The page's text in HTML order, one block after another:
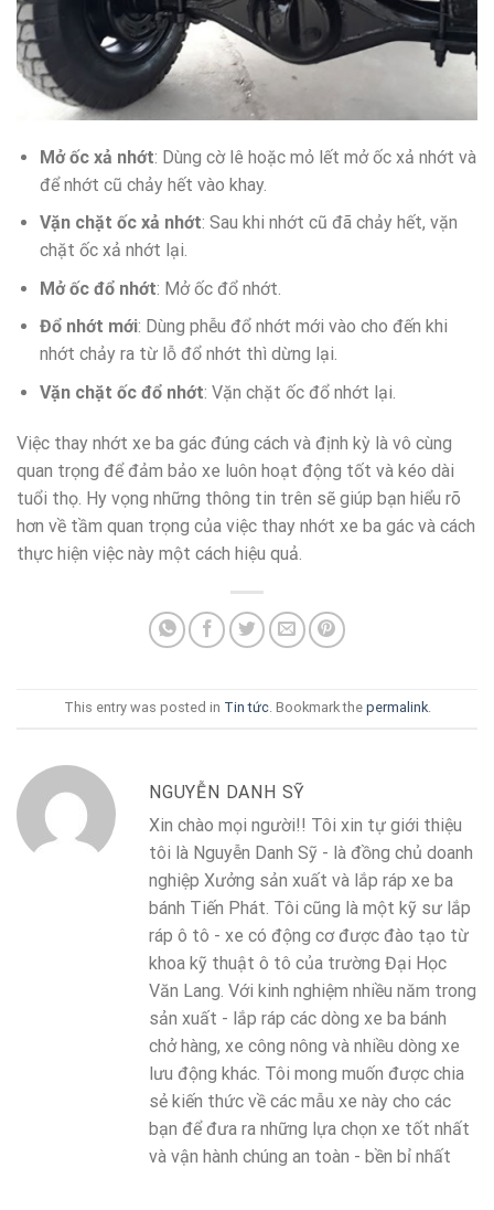
Mở ốc xả nhớt: Dùng cờ lê hoặc mỏ lết mở ốc xả nhớt và
để nhớt cũ chảy hết vào khay.
Vặn chặt ốc xả nhớt: Sau khi nhớt cũ đã chảy hết, vặn
chặt ốc xả nhớt lại.
Mở ốc đổ nhớt: Mở ốc đổ nhớt.
Đổ nhớt mới: Dùng phễu đổ nhớt mới vào cho đến khi
nhớt chảy ra từ lỗ đổ nhớt thì dừng lại.
Vặn chặt ốc đổ nhớt: Vặn chặt ốc đổ nhớt lại.
Việc thay nhớt xe ba gác đúng cách và định kỳ là vô cùng
quan trọng để đảm bảo xe luôn hoạt động tốt và kéo dài
tuổi thọ. Hy vọng những thông tin trên sẽ giúp bạn hiểu rõ
hơn về tầm quan trọng của việc thay nhớt xe ba gác và cách
thực hiện việc này một cách hiệu quả.
This entry was posted in Tin tức. Bookmark the permalink.
NGUYỄN DANH SỸ
Xin chào mọi người!! Tôi xin tự giới thiệu
tôi là Nguyễn Danh Sỹ - là đồng chủ doanh
nghiệp Xưởng sản xuất và lắp ráp xe ba
bánh Tiến Phát. Tôi cũng là một kỹ sư lắp
ráp ô tô - xe có động cơ được đào tạo từ
khoa kỹ thuật ô tô của trường Đại Học
Văn Lang. Với kinh nghiệm nhiều năm trong
sản xuất - lắp ráp các dòng xe ba bánh
chở hàng, xe công nông và nhiều dòng xe
lưu động khác. Tôi mong muốn được chia
sẻ kiến thức về các mẫu xe này cho các
bạn để đưa ra những lựa chọn xe tốt nhất
và vận hành chúng an toàn - bền bỉ nhất